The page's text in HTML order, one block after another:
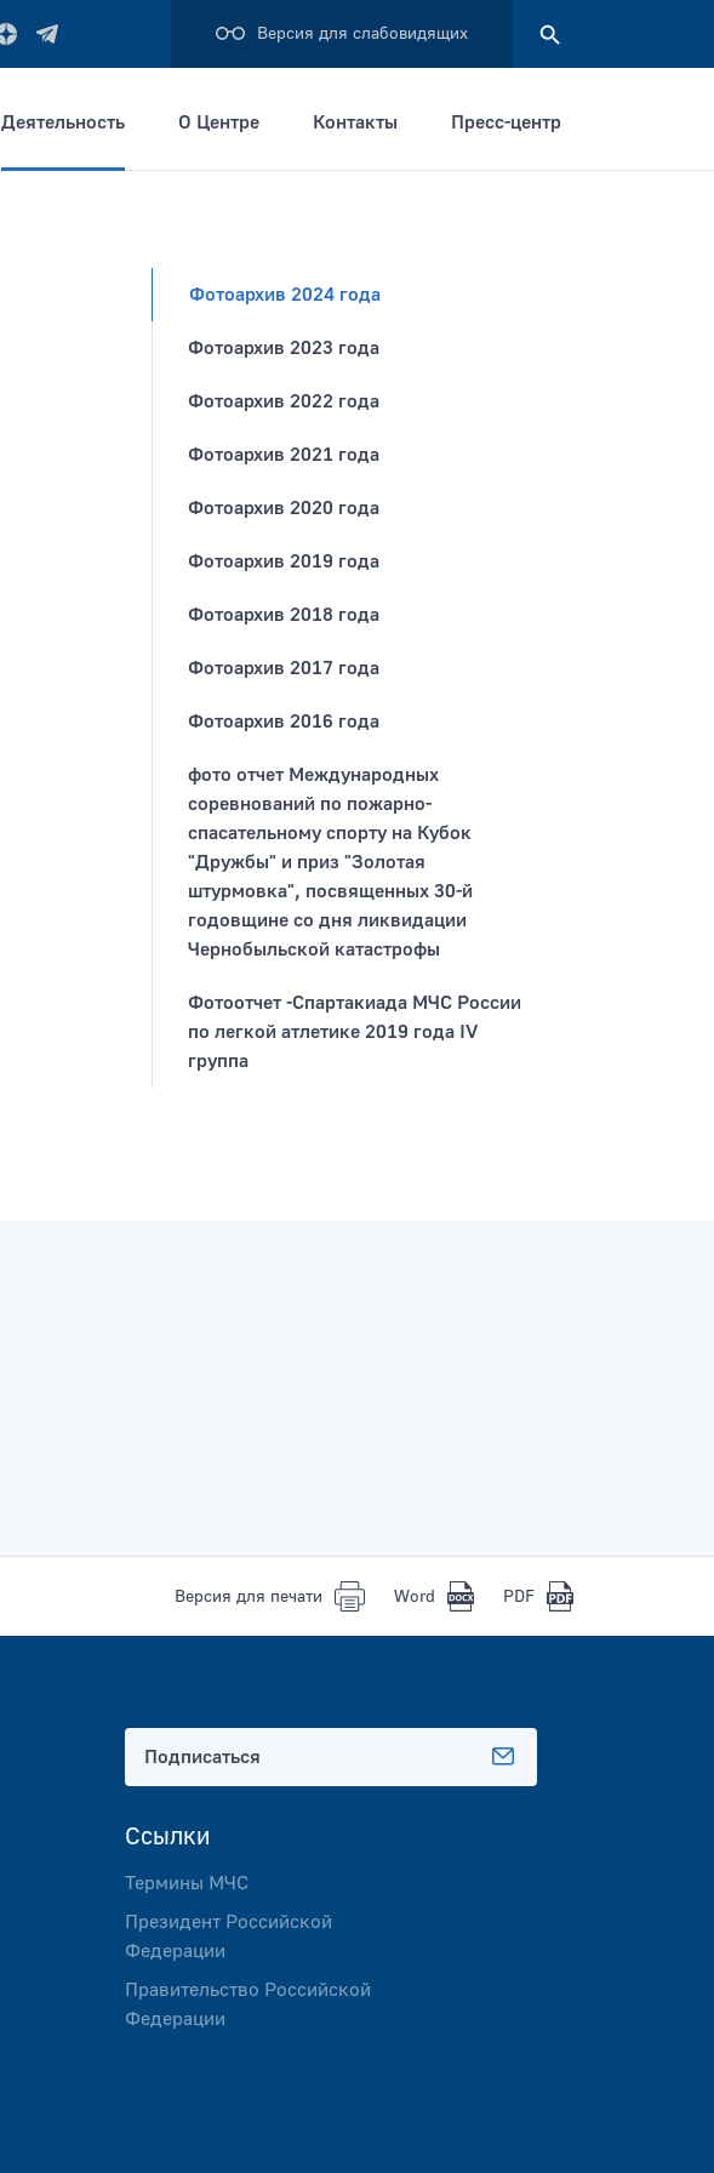
Версия для слабовидящих
Деятельность О Центре Контакты Пресс-центр
Фотоархив 2024 года
Фотоархив 2023 года
Фотоархив 2022 года
Фотоархив 2021 года
Фотоархив 2020 года
Фотоархив 2019 года
Фотоархив 2018 года
Фотоархив 2017 года
Фотоархив 2016 года
фото отчет Международных
соревнований по пожарно-
спасательному спорту на Кубок
"Дружбы" и приз "Золотая
штурмовка", посвященных 30-й
годовщине со дня ликвидации
Чернобыльской катастрофы
Фотоотчет -Спартакиада МЧС России
по легкой атлетике 2019 года IV
группа
Версия для печати Word PDF
Ссылки
Термины МЧС
Президент Российской
Федерации
Правительство Российской
Федерации
Подписаться